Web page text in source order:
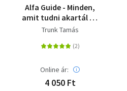
Alfa Guide - Minden,
amit tudni akartál az
alfa generációról
Trunk Tamás
Online ár:
4 050 Ft